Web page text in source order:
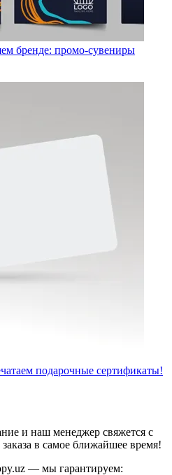
бренде: промо-сувениры
подарочные сертификаты!
и наш менеджер свяжется с
в самое ближайшее время!
— мы гарантируем: